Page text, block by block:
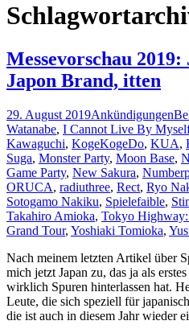
Messevorschau
Japon Brand, itten
29. August 2019Ankündigungen
Watanabe, I Cannot Live By
Kawaguchi, KogeKogeDo, KUA,
Suga, Monster Party, Moon Base,
Game Party, New Sakura,
ORUCA, radiuthree, Rect, Ryo
Sotogamo Nakiku, Spielefaible,
Takahiro Amioka, Tokyo
Grand Tour, Yoshiaki Tomioka,
Nach meinem letzten Artikel über
mich jetzt Japan zu, das ja als
wirklich Spuren hinterlassen hat.
Leute, die sich speziell für
die ist auch in diesem Jahr wieder